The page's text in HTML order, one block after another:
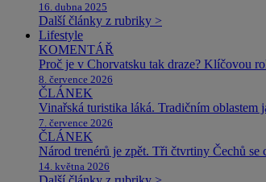
16. dubna 2025
Další články z rubriky >
Lifestyle
KOMENTÁŘ
Proč je v Chorvatsku tak draze? Klíčovou
8. července 2026
ČLÁNEK
Vinařská turistika láká. Tradičním
7. července 2026
ČLÁNEK
Národ trenérů je zpět. Tři čtvrtiny Čechů se
14. května 2026